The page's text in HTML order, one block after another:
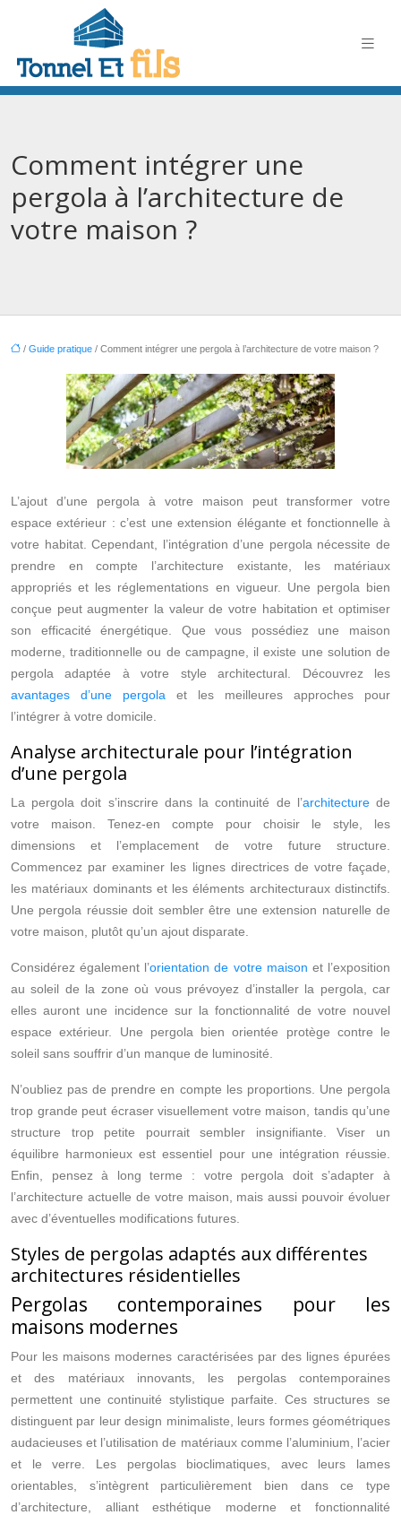
Comment intégrer une
pergola à l’architecture de
votre maison ?
/ Guide pratique / Comment intégrer une pergola à l’architecture de votre maison ?
L’ajout d’une pergola à votre maison peut transformer votre
espace extérieur : c’est une extension élégante et fonctionnelle à
votre habitat. Cependant, l’intégration d’une pergola nécessite de
prendre en compte l’architecture existante, les matériaux
appropriés et les réglementations en vigueur. Une pergola bien
conçue peut augmenter la valeur de votre habitation et optimiser
son efficacité énergétique. Que vous possédiez une maison
moderne, traditionnelle ou de campagne, il existe une solution de
pergola adaptée à votre style architectural. Découvrez les
avantages d’une pergola et les meilleures approches pour
l’intégrer à votre domicile.
Analyse architecturale pour l’intégration
d’une pergola
La pergola doit s’inscrire dans la continuité de l’architecturede
votre maison. Tenez-en compte pour choisir le style, les
dimensions et l’emplacement de votre future structure.
Commencez par examiner les lignes directrices de votre façade,
les matériaux dominants et les éléments architecturaux distinctifs.
Une pergola réussie doit sembler être une extension naturelle de
votre maison, plutôt qu’un ajout disparate.
Considérez également l’orientation de votre maison et l’exposition
au soleil de la zone où vous prévoyez d’installer la pergola, car
elles auront une incidence sur la fonctionnalité de votre nouvel
espace extérieur. Une pergola bien orientée protège contre le
soleil sans souffrir d’un manque de luminosité.
N’oubliez pas de prendre en compte les proportions. Une pergola
trop grande peut écraser visuellement votre maison, tandis qu’une
structure trop petite pourrait sembler insignifiante. Viser un
équilibre harmonieux est essentiel pour une intégration réussie.
Enfin, pensez à long terme : votre pergola doit s’adapter à
l’architecture actuelle de votre maison, mais aussi pouvoir évoluer
avec d’éventuelles modifications futures.
Styles de pergolas adaptés aux différentes
architectures résidentielles
Pergolas contemporaines pour les
maisons modernes
Pour les maisons modernes caractérisées par des lignes épurées
et des matériaux innovants, les pergolas contemporaines
permettent une continuité stylistique parfaite. Ces structures se
distinguent par leur design minimaliste, leurs formes géométriques
audacieuses et l’utilisation de matériaux comme l’aluminium, l’acier
et le verre. Les pergolas bioclimatiques, avec leurs lames
orientables, s’intègrent particulièrement bien dans ce type
d’architecture, alliant esthétique moderne et fonctionnalité